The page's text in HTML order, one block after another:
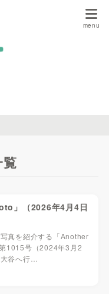
覧
」（2026年4月4日
真を紹介する「Another
1015号（2024年3月2
谷へ行…